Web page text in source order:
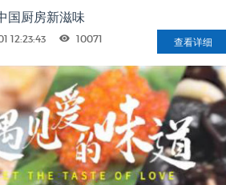
国厨房新滋味
12:23:43 10071 查看详细